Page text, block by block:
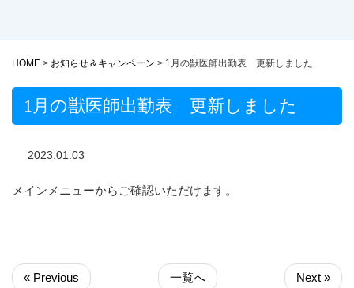
HOME > お知らせ＆キャンペーン > 1月の獣医師出勤表 更新しました
1月の獣医師出勤表 更新しました
2023.01.03
メインメニューからご確認いただけます。
« Previous 一覧へ Next »